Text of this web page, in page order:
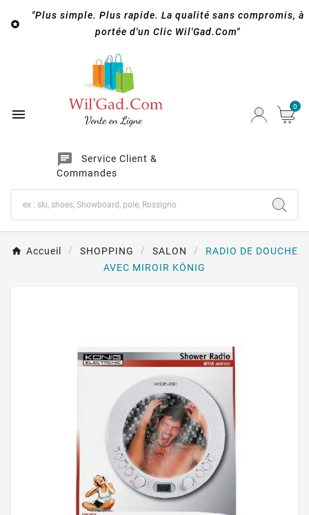

"Plus simple. Plus rapide. La qualité sans compromis, à
portée d'un Clic Wil'Gad.Com"

chat
Service Client &
Commandes
0
Accueil SHOPPING SALON
RADIO DE DOUCHE
AVEC MIROIR KÖNIG